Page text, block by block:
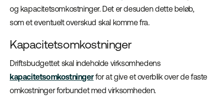
og kapacitetsomkostninger. Det er desuden dette beløb,
som et eventuelt overskud skal komme fra.
Kapacitetsomkostninger
Driftsbudgettet skal indeholde virksomhedens
kapacitetsomkostningerfor at give et overblik over de faste
omkostninger forbundet med virksomheden.